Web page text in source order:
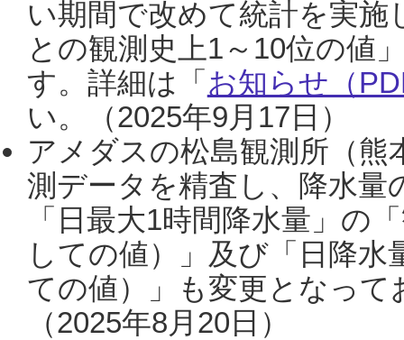
い期間で改めて統計を実
との観測史上1～10位の値
す。詳細は「 お知らせ（
い。（2025年9月17日）
アメダスの松島観測所（熊
測データを精査し、降水
「日最大1時間降水量」の
しての値）」及び「日降
ての値）」も変更となっ
（2025年8月20日）